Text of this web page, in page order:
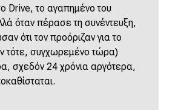
Drive, το αγαπημένο του
όταν πέρασε τη συνέντευξη,
ότι τον προόριζαν για το
τότε, συγχωρεμένο τώρα)
σχεδόν 24 χρόνια αργότερα,